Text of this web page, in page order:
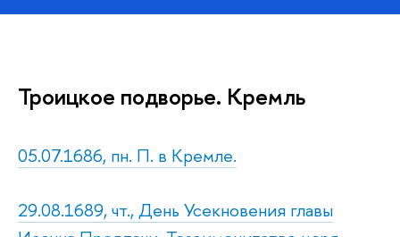
Троицкое подворье. Кремль
05.07.1686, пн. П. в Кремле.
29.08.1689, чт., День Усекновения главы